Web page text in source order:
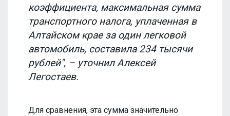
коэффициента, максимальная сумма
транспортного налога, уплаченная в
Алтайском крае за один легковой
автомобиль, составила 234 тысячи
рублей", – уточнил Алексей
Легостаев.
Для сравнения, эта сумма значительно